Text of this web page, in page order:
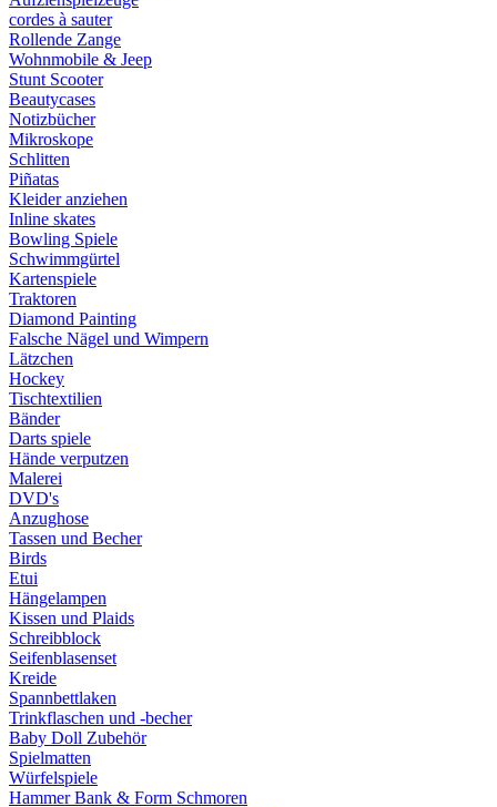
cordes à sauter
Rollende Zange
Wohnmobile & Jeep
Stunt Scooter
Beautycases
Notizbücher
Mikroskope
Schlitten
Piñatas
Kleider anziehen
Inline skates
Bowling Spiele
Schwimmgürtel
Kartenspiele
Traktoren
Diamond Painting
Falsche Nägel und Wimpern
Lätzchen
Hockey
Tischtextilien
Bänder
Darts spiele
Hände verputzen
Malerei
DVD's
Anzughose
Tassen und Becher
Birds
Etui
Hängelampen
Kissen und Plaids
Schreibblock
Seifenblasenset
Kreide
Spannbettlaken
Trinkflaschen und -becher
Baby Doll Zubehör
Spielmatten
Würfelspiele
Hammer Bank & Form Schmoren